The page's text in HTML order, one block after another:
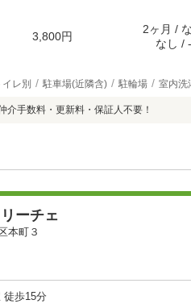
3,800円
2ヶ月 /
なし / -
レ別 駐車場(近隣含) 駐輪場 室内洗
介手数料・更新料・保証人不要！
ーチェ
本町３
徒歩15分